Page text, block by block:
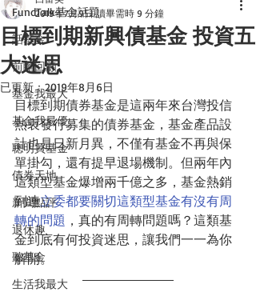
FundTalk基金話題
話基金
前瞻回顧
基金我最大
基金我最優
聰明買基金
債券天地
新聞點評
退休趣
聽基金
生活我最大
目標到期新興債基金 投資五
大迷思
2019年7月9日 讀畢需時 9 分鐘
已更新：2019年8月6日
目標到期債券基金是這兩年來台灣投信
熱衷發行募集的債券基金，基金產品設
計也是日新月異，不僅有基金不再與保
單掛勾，還有提早退場機制。但兩年內
這類型基金爆增兩千億之多，基金熱銷
到連立委都要關切這類型基金有沒有周
轉的問題 ，真的有周轉問題嗎？這類基
金到底有何投資迷思，讓我們一一為你
解開。